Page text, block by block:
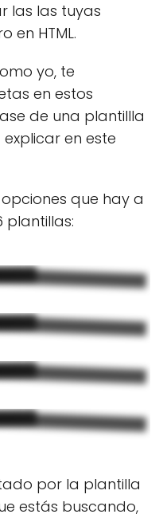
las las tuyas
en HTML.
yo, te
en estos
de una plantillla
en este
que hay a
por la plantilla
estás buscando,